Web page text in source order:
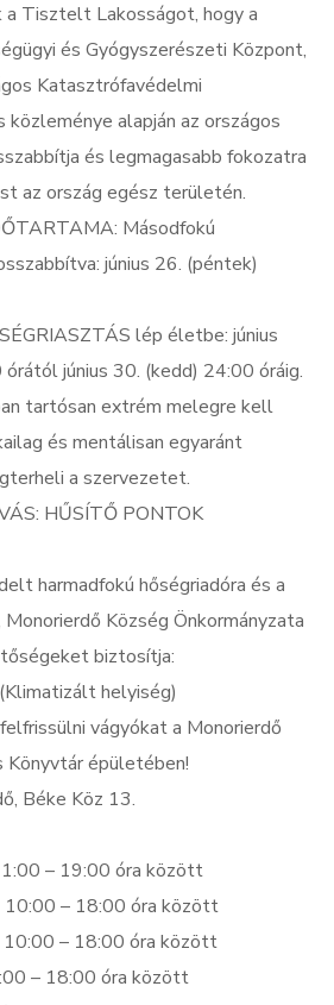
Tisztelt Lakosságot, hogy a
és Gyógyszerészeti Központ,
Katasztrófavédelmi
közleménye alapján az országos
és legmagasabb fokozatra
az ország egész területén.
Másodfokú
június 26. (péntek)
lép életbe: június
június 30. (kedd) 24:00 óráig.
tartósan extrém melegre kell
és mentálisan egyaránt
a szervezetet.
HŰSÍTŐ PONTOK
harmadfokú hőségriadóra és a
Község Önkormányzata
biztosítja:
helyiség)
vágyókat a Monorierdő
Könyvtár épületében!
Béke Köz 13.
– 19:00 óra között
10:00 – 18:00 óra között
10:00 – 18:00 óra között
– 18:00 óra között